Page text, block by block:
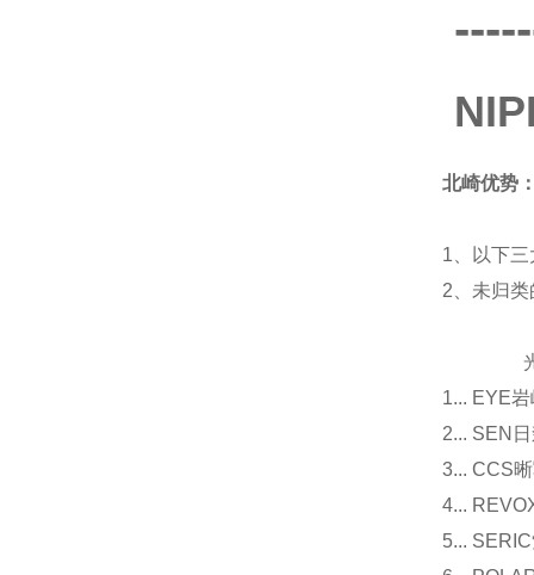
北崎优势
1、以下
2、未归
光源
1... EYE
2... SEN
3... CCS
4...
5...